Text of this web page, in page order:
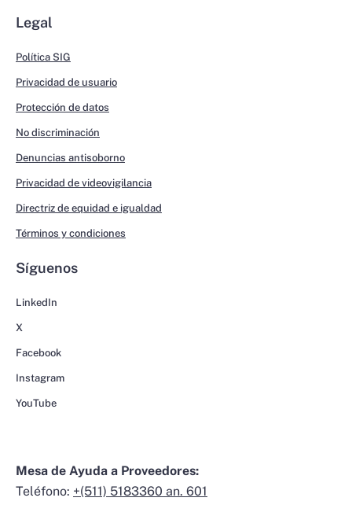
Legal
Política SIG
Privacidad de usuario
Protección de datos
No discriminación
Denuncias antisoborno
Privacidad de videovigilancia
Directriz de equidad e igualdad
Términos y condiciones
Síguenos
LinkedIn
X
Facebook
Instagram
YouTube
Mesa de Ayuda a Proveedores:
Teléfono: +(511) 5183360 an. 601